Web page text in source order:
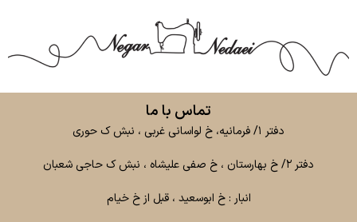
تماس با ما
دفتر ۱/ فرمانیه، خ لواسانی غربی ، نبش ک حوری
دفتر ۲/ خ بهارستان ، خ صفی علیشاه ، نبش ک حاجی شعبان
انبار : خ ابوسعید ، قبل از خ خیام